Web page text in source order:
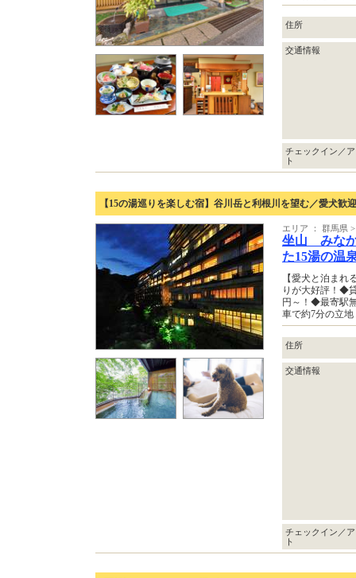
住所
交通情報
チェックイン／
ト
【15の湯巡りを楽しむ宿】谷川岳と利根川を望む／愛犬歓
エリア ： 群馬県
坐山 みな
た15湯の温
【愛犬と泊ま
りが大好評！◆
円～！◆最寄駅
車で約7分の立地
住所
交通情報
チェックイン／
ト